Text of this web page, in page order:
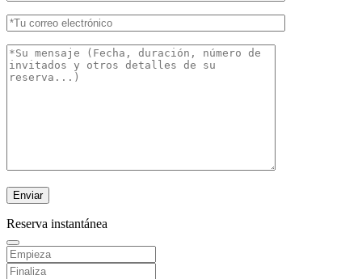
Reserva instantánea